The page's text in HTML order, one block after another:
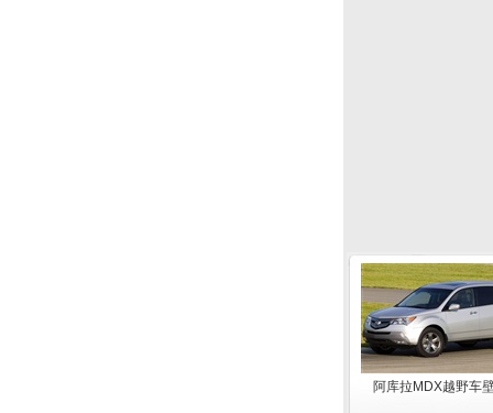
阿库拉MDX越野车